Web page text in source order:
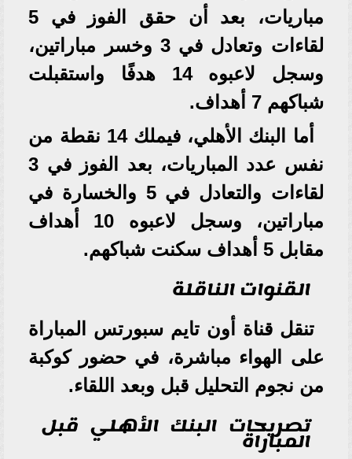
مباريات، بعد أن حقق الفوز في 5
لقاءات وتعادل في 3 وخسر مباراتين،
وسجل لاعبوه 14 هدفًا واستقبلت
شباكهم 7 أهداف.
أما البنك الأهلي، فيملك 14 نقطة من
نفس عدد المباريات، بعد الفوز في 3
لقاءات والتعادل في 5 والخسارة في
مباراتين، وسجل لاعبوه 10 أهداف
مقابل 5 أهداف سكنت شباكهم.
القنوات الناقلة
تنقل قناة أون تايم سبورتس المباراة
على الهواء مباشرة، في حضور كوكبة
من نجوم التحليل قبل وبعد اللقاء.
تصريحات البنك الأهلي قبل
المباراة